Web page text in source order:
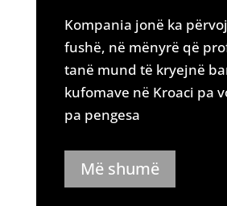
Kompania jonë ka
fushë, në mënyrë që
tanë mund të kryejnë
kufomave në Kroaci pa
pa pengesa
Më shumë